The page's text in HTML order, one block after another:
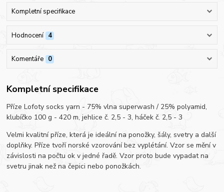
Kompletní specifikace
Hodnocení 4
Komentáře 0
Kompletní specifikace
Příze Lofoty socks yarn - 75% vlna superwash / 25% polyamid,
klubíčko 100 g - 420 m, jehlice č. 2,5 - 3, háček č. 2,5 - 3
Velmi kvalitní příze, která je ideální na ponožky, šály, svetry a další
doplňky. Příze tvoří norské vzorování bez vyplétání. Vzor se mění v
závislosti na počtu ok v jedné řadě. Vzor proto bude vypadat na
svetru jinak než na čepici nebo ponožkách.